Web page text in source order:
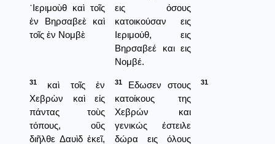
῾Ιεριμοὺθ καὶ τοῖς
ἐν Βηρσαβεὲ καὶ
τοῖς ἐν Νομβὲ
εις όσους
κατοικούσαν εις
Ιεριμούθ, εις
Βηρσαβεέ και εις
Νομβέ.
31
καὶ τοῖς ἐν
Χεβρὼν καὶ εἰς
πάντας τοὺς
τόπους, οὓς
διῆλθε Δαυὶδ ἐκεῖ,
31
Εδωσεν στους
κατοίκους της
Χεβρών και
γενικώς έστειλε
δώρα εις όλους
31